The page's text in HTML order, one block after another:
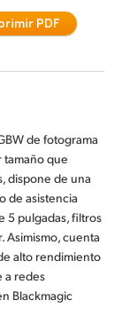
PDF
de fotograma
tamaño que
dispone de una
de asistencia
5 pulgadas, filtros
Asimismo, cuenta
alto rendimiento
a redes
Blackmagic